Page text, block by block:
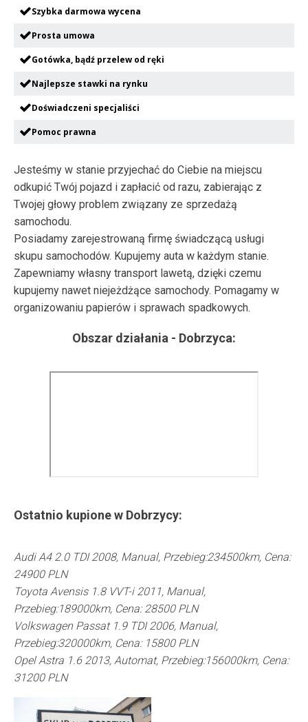
Szybka darmowa wycena
Prosta umowa
Gotówka, bądź przelew od ręki
Najlepsze stawki na rynku
Doświadczeni specjaliści
Pomoc prawna
Jesteśmy w stanie przyjechać do Ciebie na miejscu
odkupić Twój pojazd i zapłacić od razu, zabierając z
Twojej głowy problem związany ze sprzedażą
samochodu.
Posiadamy zarejestrowaną firmę świadczącą usługi
skupu samochodów. Kupujemy auta w każdym stanie.
Zapewniamy własny transport lawetą, dzięki czemu
kupujemy nawet niejeżdżące samochody. Pomagamy w
organizowaniu papierów i sprawach spadkowych.
Obszar działania - Dobrzyca:
Ostatnio kupione w Dobrzycy:
Audi A4 2.0 TDI 2008, Manual, Przebieg:234500km, Cena:
24900 PLN
Toyota Avensis 1.8 VVT-i 2011, Manual,
Przebieg:189000km, Cena: 28500 PLN
Volkswagen Passat 1.9 TDI 2006, Manual,
Przebieg:320000km, Cena: 15800 PLN
Opel Astra 1.6 2013, Automat, Przebieg:156000km, Cena:
31200 PLN